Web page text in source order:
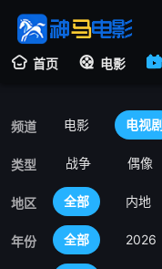
首页 电影
频道 电影 电视剧
类型
古装 战争 偶像
地区 全部 内地
年份 全部 2026